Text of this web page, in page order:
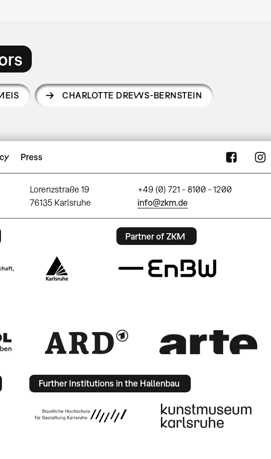
CHARLOTTE DREWS-BERNSTEIN
Press
Lorenzstraße 19
76135 Karlsruhe
+49 (0) 721 - 8100 - 1200
info@zkm.de
Partner of ZKM
Further Institutions in the Hallenbau